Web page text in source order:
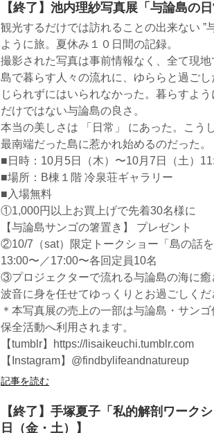
【終了】池内理紗写真展「与論島の
観光するだけでは訪れることの出来ない ”
ように旅。夏休み１０日間の記録。
撮影された写真は事前情報なく、全て現
島で暮らす人々の流れに、ゆららと過ご
じられずにはいられなかった。暮らすよ
だけではない与論島の良さ。
本当の美しさは 「日常」 にあった。こう
最南端だった島に惹かれ始めるのだった。
■日時：10月5日（木）〜10月7日（土）
■場所：B棟１階 冷泉荘ギャラリー
■入場無料
①1,000円以上お買上げで先着30名様に
【与論島サンゴの箸置き】 プレゼント
②10/7（sat）限定トークショー「島の話
13:00〜／17:00〜各回定員10名
③プロジェクターで流れる与論島の海に癒
波音に身を任せてゆっくりとお過ごしくだ
＊本写真展の売上の一部は与論島・サン
保全活動へ利用されます。
【tumblr】https://lisaikeuchi.tumblr.com
【Instagram】@findbylifeandnatureup
記事を読む
【終了】手塚夏子「私的解剖ワーク
日（金・土）】